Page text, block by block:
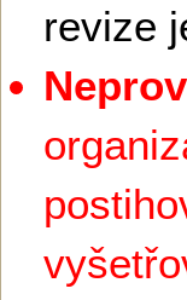
revize